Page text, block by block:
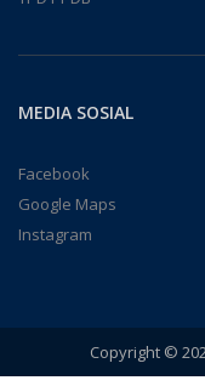
MEDIA SOSIAL
Facebook
Google Maps
Instagram
Copyright ©